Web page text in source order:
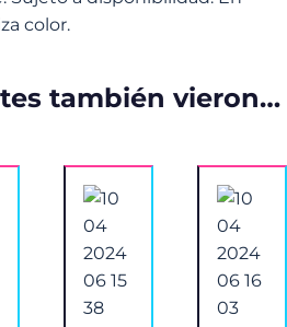
color.
también vieron…